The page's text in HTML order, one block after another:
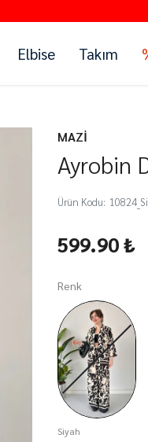
Elbise Takım
MAZİ
Ayrobin
Ürün Kodu:
599.90 ₺
Renk
Siyah